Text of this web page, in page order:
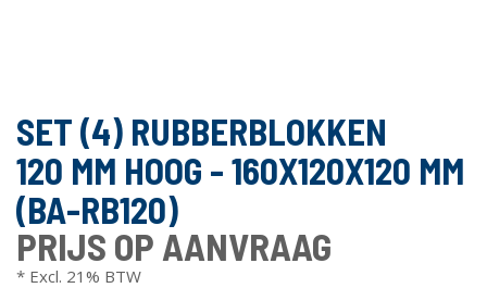
SET (4) RUBBERBLOKKEN
120 MM HOOG - 160X120X120 MM
(BA-RB120)
PRIJS OP AANVRAAG
* Excl. 21% BTW